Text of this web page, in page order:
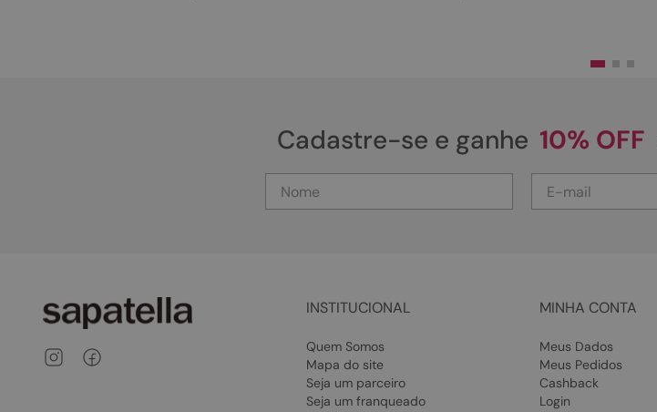
Cadastre-se e ganhe 10% OFF
INSTITUCIONAL
Quem Somos
Mapa do site
Seja um parceiro
Seja um franqueado
MINHA CONTA
Meus Dados
Meus Pedidos
Cashback
Login